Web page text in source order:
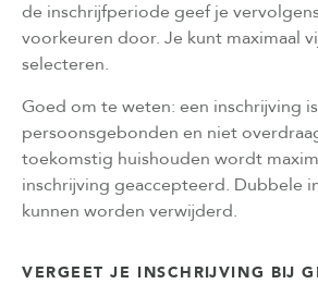
de inschrijfperiode geef je
voorkeuren door. Je kunt maximaal
selecteren.
Goed om te weten: een inschrijving is
persoonsgebonden en niet
toekomstig huishouden wordt
inschrijving geaccepteerd. Dubbele
kunnen worden verwijderd.
VERGEET JE INSCHRIJVING BIJ